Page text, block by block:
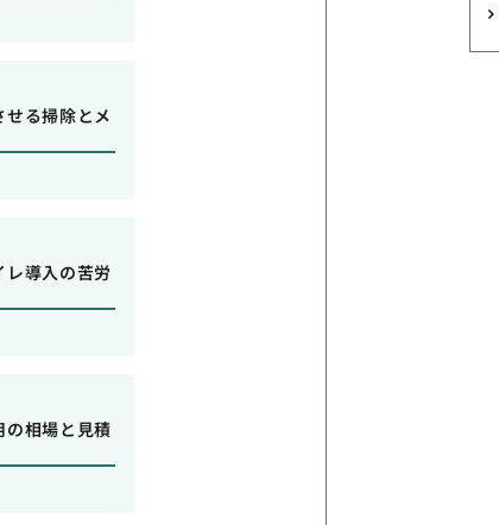
る掃除とメ
導入の苦労
の相場と見積